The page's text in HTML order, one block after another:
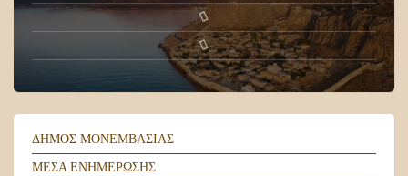
ΔΉΜΟΣ ΜΟΝΕΜΒΑΣΙΆΣ
ΜΈΣΑ ΕΝΗΜΈΡΩΣΗΣ